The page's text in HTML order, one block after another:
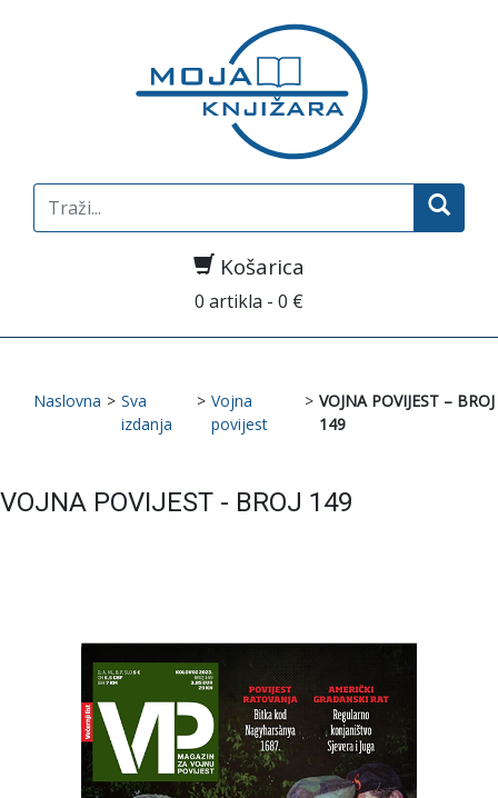
Search
for:
Košarica
0 artikla - 0 €
Naslovna > Sva
izdanja
> Vojna
povijest
> VOJNA POVIJEST – BROJ
149
VOJNA POVIJEST - BROJ 149